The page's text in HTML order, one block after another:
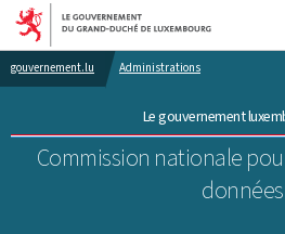
Aller au menu
Aller au
gouvernement.lu Administrations
Le gouvernement
Commission nationale
données